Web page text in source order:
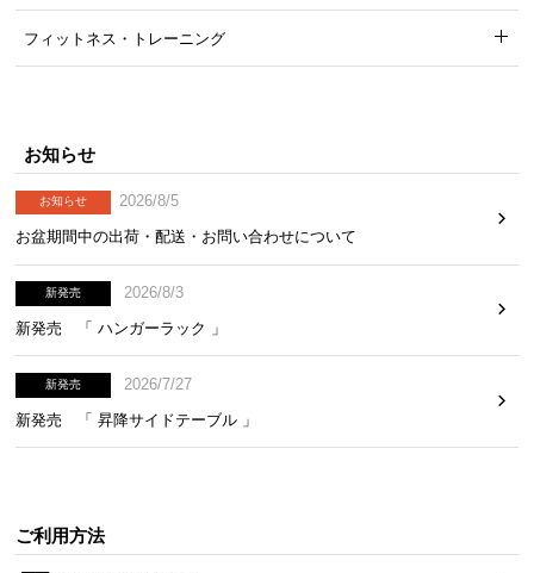
フィットネス・トレーニング
お知らせ
お知らせ
2026/8/5
お盆期間中の出荷・配送・お問い合わせについて
新発売
2026/8/3
新発売 「 ハンガーラック 」
新発売
2026/7/27
新発売 「 昇降サイドテーブル 」
ご利用方法